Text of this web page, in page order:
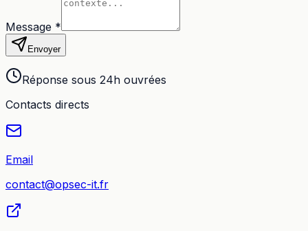
Message *
Envoyer
Réponse sous 24h ouvrées
Contacts directs
Email
contact@opsec-it.fr